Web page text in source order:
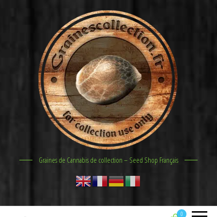
Graines de Cannabis de collection – Seed Shop Français
0